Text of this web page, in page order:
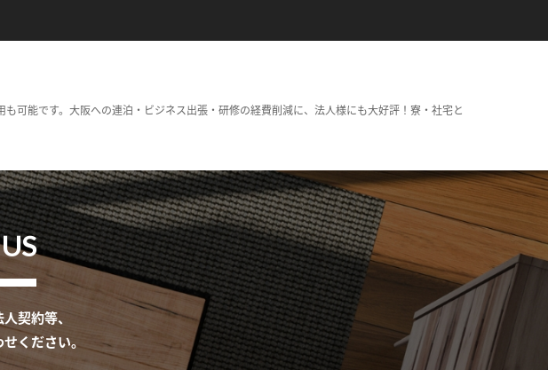
可能です。大阪への連泊・ビジネス出張・研修の経費削減に、法人様にも大好評！寮・社宅と
契約等、
ください。